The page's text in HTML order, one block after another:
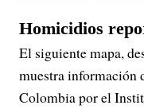
Homicidios
El siguiente mapa,
muestra información
Colombia por el